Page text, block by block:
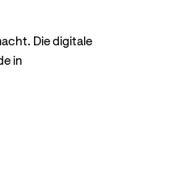
Die digitale
in